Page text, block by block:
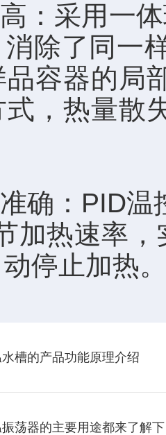
采用一体
除了同一
容器的局
，热量散
：PID温控
加热速率，
停止加热。
槽的产品功能原理介绍
荡器的主要用途都来了解下